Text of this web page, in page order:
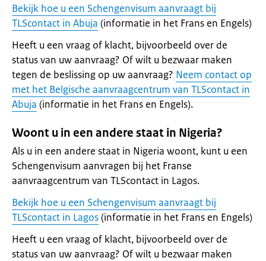
Bekijk hoe u een Schengenvisum aanvraagt bij
TLScontact in Abuja (informatie in het Frans en Engels)
Heeft u een vraag of klacht, bijvoorbeeld over de
status van uw aanvraag? Of wilt u bezwaar maken
tegen de beslissing op uw aanvraag? Neem contact op
met het Belgische aanvraagcentrum van TLScontact in
Abuja (informatie in het Frans en Engels).
Woont u in een andere staat in Nigeria?
Als u in een andere staat in Nigeria woont, kunt u een
Schengenvisum aanvragen bij het Franse
aanvraagcentrum van TLScontact in Lagos.
Bekijk hoe u een Schengenvisum aanvraagt bij
TLScontact in Lagos(informatie in het Frans en Engels)
Heeft u een vraag of klacht, bijvoorbeeld over de
status van uw aanvraag? Of wilt u bezwaar maken